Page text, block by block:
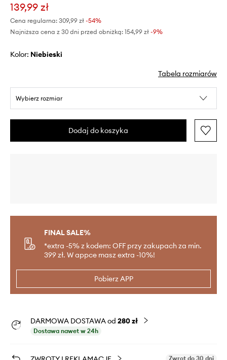
139,99 zł
Cena regularna: 309,99 zł -54%
Najniższa cena z 30 dni przed obniżką: 154,99 zł -9%
Kolor: niebieski
Tabela rozmiarów
Wybierz rozmiar
Dodaj do koszyka
FINAL SALE%
*extra -5% z kodem: OFF przy zakupach za min.
399 zł. W appce masz extra -10%!
Pobierz APP
DARMOWA DOSTAWA od 280 zł
Dostawa nawet w 24h
Zwrot do 30 dni